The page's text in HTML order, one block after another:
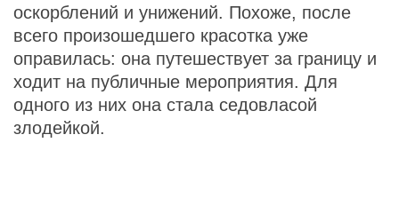
оскорблений и унижений. Похоже, после
всего произошедшего красотка уже
оправилась: она путешествует за границу и
ходит на публичные мероприятия. Для
одного из них она стала седовласой
злодейкой.